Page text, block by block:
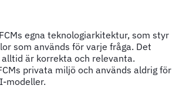
egna teknologiarkitektur, som styr
som används för varje fråga. Det
är korrekta och relevanta.
privata miljö och används aldrig för
modeller.